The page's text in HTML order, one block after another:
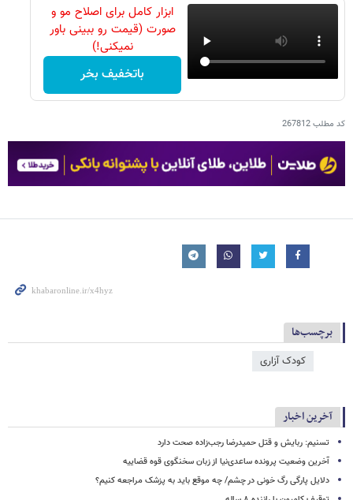
ابزار کامل برای اصلاح مو و
صورت (قیمت رو ببینی باور
نمیکنی!)
باتخفیف بخر
کد مطلب267812
برچسب‌ها
کودک آزاری
آخرین اخبار
تسنیم: ربایش و قتل حمیدرضا رجب‌زاده صحت دارد
آخرین وضعیت پرونده ساعدی‌نیا از زبان سخنگوی قوه قضاییه
دلایل پارگی رگ خونی در چشم/ چه موقع باید به پزشک مراجعه کنیم؟